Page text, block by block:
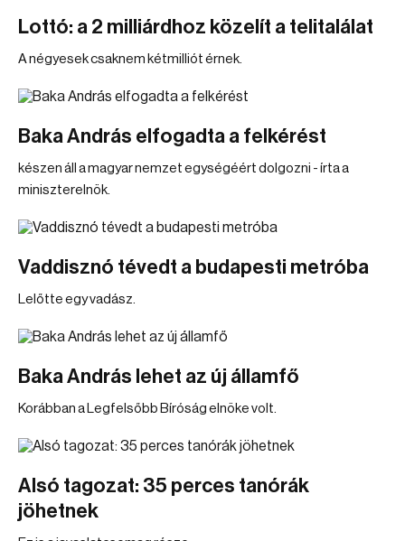
Lottó: a 2 milliárdhoz közelít a telitalálat
A négyesek csaknem kétmilliót érnek.
Baka András elfogadta a felkérést
készen áll a magyar nemzet egységéért dolgozni - írta a
miniszterelnök.
Vaddisznó tévedt a budapesti metróba
Lelőtte egy vadász.
Baka András lehet az új államfő
Korábban a Legfelsőbb Bíróság elnöke volt.
Alsó tagozat: 35 perces tanórák
jöhetnek